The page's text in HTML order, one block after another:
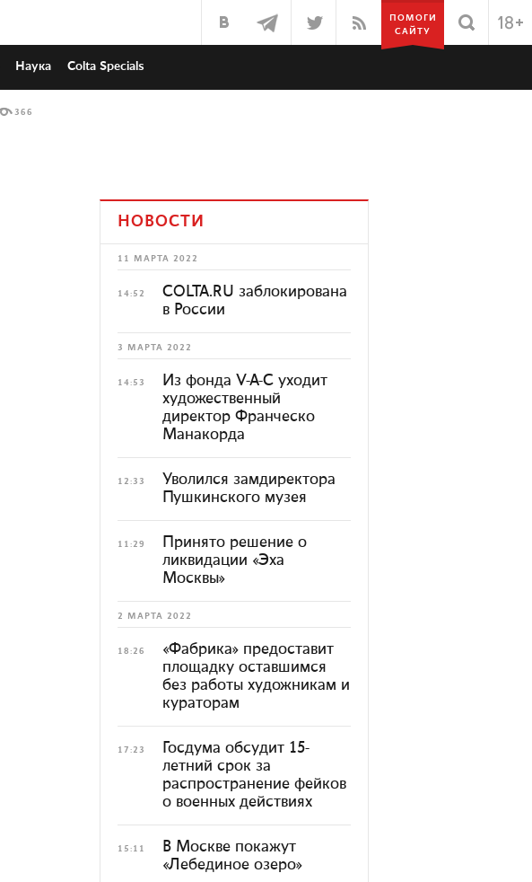
ПОМОГИ
САЙТУ
Наука Colta Specials
366
НОВОСТИ
11 МАРТА 2022
14:52
COLTA.RU заблокирована
в России
3 МАРТА 2022
14:53
Из фонда V-A-C уходит
художественный
директор Франческо
Манакорда
12:33
Уволился замдиректора
Пушкинского музея
11:29
Принято решение о
ликвидации «Эха
Москвы»
2 МАРТА 2022
18:26
«Фабрика» предоставит
площадку оставшимся
без работы художникам и
кураторам
17:23
Госдума обсудит 15-
летний срок за
распространение фейков
о военных действиях
15:11
В Москве покажут
«Лебединое озеро»